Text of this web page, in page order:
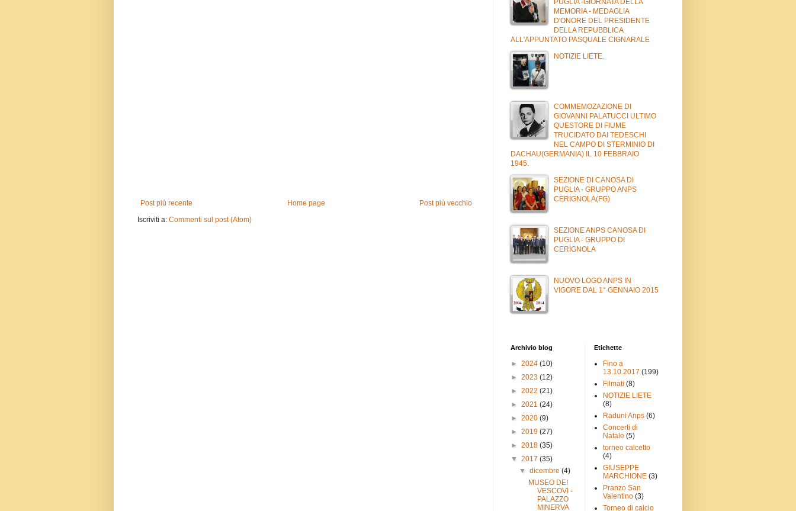
Post più recente Post più vecchio
Home page
Iscriviti a: Commenti sul post (Atom)
MEMORIA - MEDAGLIA
D'ONORE DEL PRESIDENTE
DELLA REPUBBLICA
ALL'APPUNTATO PASQUALE CIGNARALE
NOTIZIE LIETE.
COMMEMOZAZIONE DI
GIOVANNI PALATUCCI ULTIMO
QUESTORE DI FIUME
TRUCIDATO DAI TEDESCHI
NEL CAMPO DI STERMINIO DI
DACHAU(GERMANIA) IL 10 FEBBRAIO
1945.
SEZIONE DI CANOSA DI
PUGLIA - GRUPPO ANPS
CERIGNOLA(FG)
SEZIONE ANPS CANOSA DI
PUGLIA - GRUPPO DI
CERIGNOLA
NUOVO LOGO ANPS IN
VIGORE DAL 1° GENNAIO 2015
Archivio blog
► 2024 (10)
► 2023 (12)
► 2022 (21)
► 2021 (24)
► 2020 (9)
► 2019 (27)
► 2018 (35)
▼ 2017 (35)
▼dicembre(4)
MUSEO DEI
VESCOVI -
PALAZZO
MINERVA
Etichette
Fino a
13.10.2017 (199)
Filmati (8)
NOTIZIE LIETE
(8)
Raduni Anps (6)
Concerti di
Natale (5)
torneo calcetto
(4)
GIUSEPPE
MARCHIONE (3)
Pranzo San
Valentino (3)
Torneo di calcio